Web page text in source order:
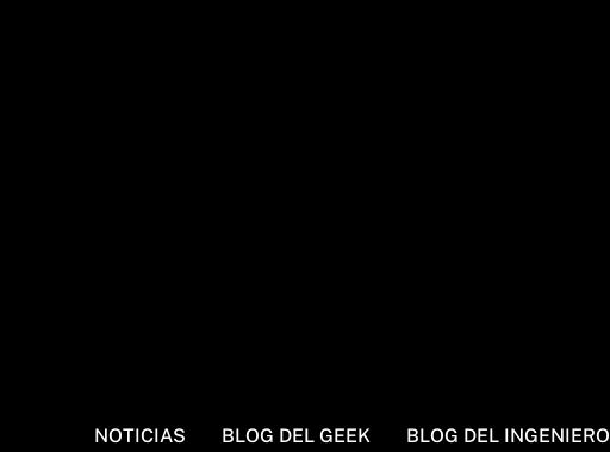
NOTICIAS BLOG DEL GEEK BLOG DEL INGENIERO